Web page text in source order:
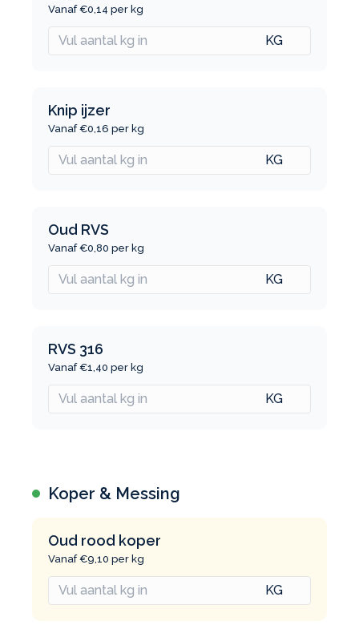
Vanaf €0,14 per kg
Knip ijzer
Vanaf €0,16 per kg
Oud RVS
Vanaf €0,80 per kg
RVS 316
Vanaf €1,40 per kg
Koper & Messing
Oud rood koper
Vanaf €9,10 per kg